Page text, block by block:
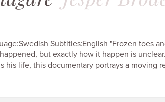
Subtitles:English "Frozen toes
but exactly how it happen is
his life, this documentary portrays a moving